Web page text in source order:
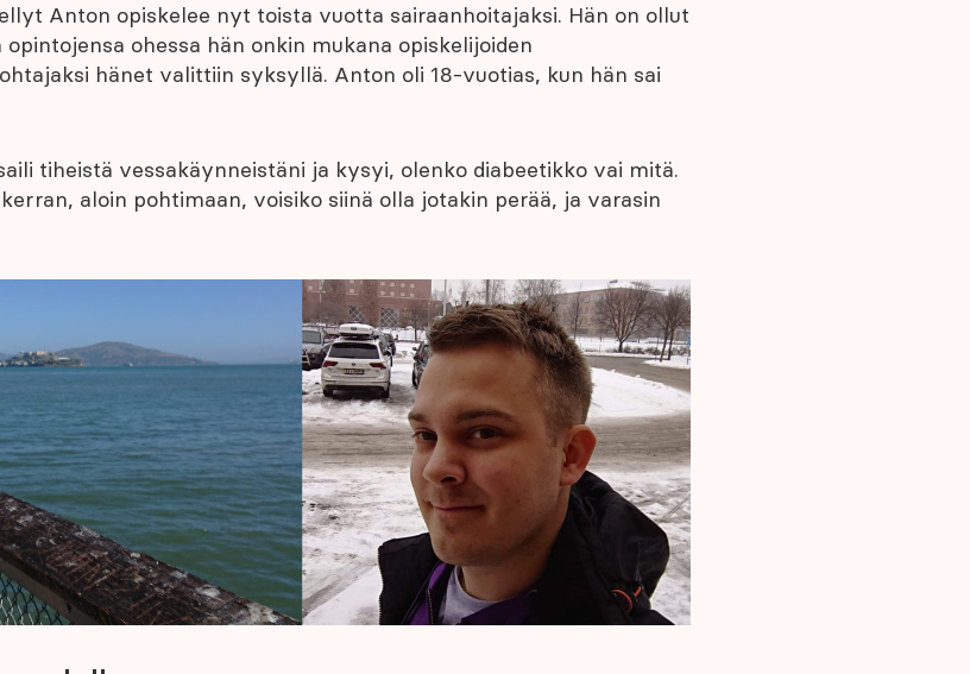
Anton opiskelee nyt toista vuotta sairaanhoitajaksi. Hän on ollut
ohessa hän onkin mukana opiskelijoiden
hänet valittiin syksyllä. Anton oli 18-vuotias, kun hän sai
tiheistä vessakäynneistäni ja kysyi, olenko diabeetikko vai mitä.
aloin pohtimaan, voisiko siinä olla jotakin perää, ja varasin